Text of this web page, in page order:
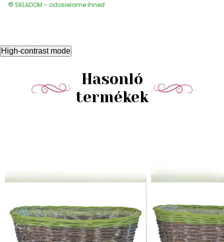
SKLADOM - odosielame ihneď
High-contrast mode
Hasonló
termékek